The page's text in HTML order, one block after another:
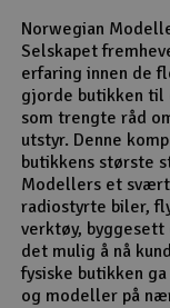
Norwegian
Selskapet
erfaring innen de
gjorde butikken til
som trengte råd
utstyr. Denne
butikkens største
Modellers et
radiostyrte biler,
verktøy,
det mulig å nå
fysiske butikken
og modeller på